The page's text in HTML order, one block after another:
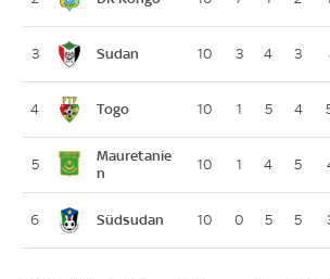
3 Sudan 10 3 4 3
4 Togo 10 1 5 4
5
Mauretanie
n
10 1 4 5
6 Südsudan 10 0 5 5